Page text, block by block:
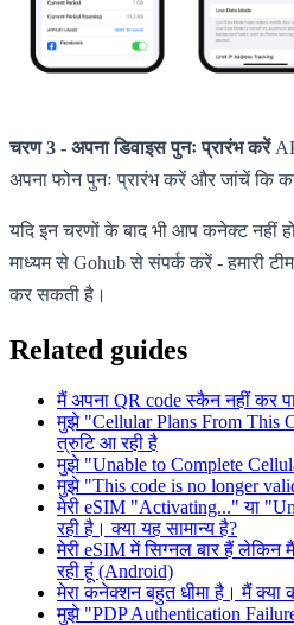
चरण 3 - अपना डिवाइस पुनः प्रारंभ करें
अपना फोन पुनः प्रारंभ करें और जांचें कि
यदि इन चरणों के बाद भी आप कनेक्ट नहीं
माध्यम से Gohub से संपर्क करें - हमारी
कर सकती है।
Related guides
मैं अपना QR code स्कैन नहीं कर
मुझे "Cellular Plans From This
त्रुटि आ रही है
मुझे "Unable to Complete
मुझे "This code is no longer
मेरी eSIM "Activating..." या
रही है। क्या यह सामान्य है?
मेरी eSIM में सिग्नल बार हैं लेकिन
रही हूं (Android)
मेरा कनेक्शन बहुत धीमा है। मैं
मुझे "PDP Authentication